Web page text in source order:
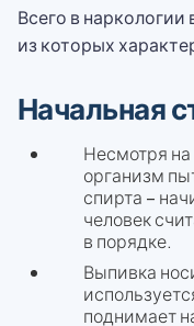
Всего в
из которых
Начальная
Несмотря на
организм
спирта –
человек
в порядке.
Выпивка
поднимает